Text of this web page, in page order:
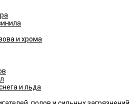
и хрома
и льда